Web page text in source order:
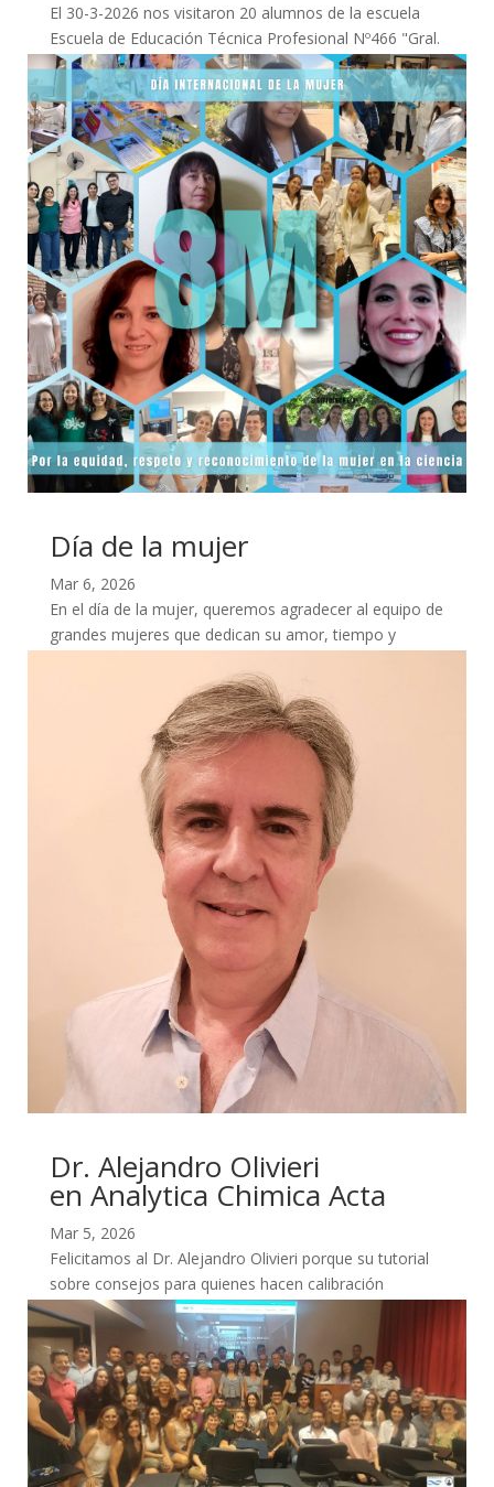
El 30-3-2026 nos visitaron 20 alumnos de la escuela
Escuela de Educación Técnica Profesional Nº466 "Gral.
MANUEL NICOLÁS SAVIO" Los/as alumnos/as...
Día de la mujer
Mar 6, 2026
En el día de la mujer, queremos agradecer al equipo de
grandes mujeres que dedican su amor, tiempo y
Dr. Alejandro Olivieri
en Analytica Chimica Acta
Mar 5, 2026
Felicitamos al Dr. Alejandro Olivieri porque su tutorial
sobre consejos para quienes hacen calibración
multivariada fue tapa del último número de...